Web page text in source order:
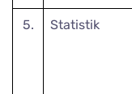
5. Statistik